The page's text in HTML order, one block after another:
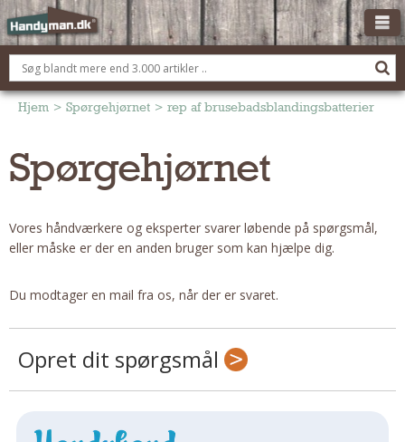
OM HANDYMAN.DK
FÅ 3 TILBUD
BOLIG KØBERÅDGIVNING
Montage Og Nybyg
Reparation Og Vedligehold
Om Materialer
Om Værktøj
Udskiftning Og Montage
Hjem > Spørgehjørnet > rep af brusebadsblandingsbatterier
Spørgehjørnet
Vores håndværkere og eksperter svarer løbende på spørgsmål,
eller måske er der en anden bruger som kan hjælpe dig.
Du modtager en mail fra os, når der er svaret.
Opret dit spørgsmål